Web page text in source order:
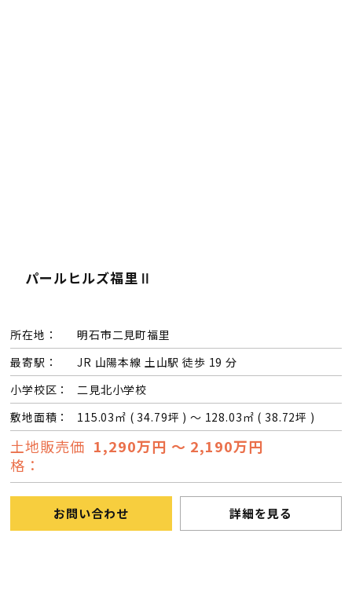
パールヒルズ福里Ⅱ
所在地：
明石市二見町福里
最寄駅：
JR 山陽本線 土山駅 徒歩 19 分
小学校区：
二見北小学校
敷地面積：
115.03㎡ ( 34.79坪 ) ～ 128.03㎡ ( 38.72坪 )
土地販売価
格：
1,290万円 ～ 2,190万円
お問い合わせ 詳細を見る